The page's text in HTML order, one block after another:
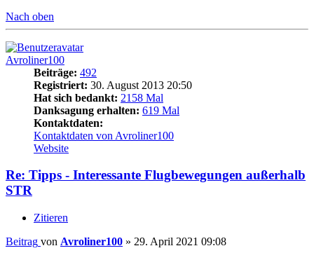
Nach oben
Avroliner100
Beiträge: 492
Registriert: 30. August 2013 20:50
Hat sich bedankt: 2158 Mal
Danksagung erhalten: 619 Mal
Kontaktdaten:
Kontaktdaten von Avroliner100
Website
Re: Tipps - Interessante Flugbewegungen außerhalb
STR
Zitieren
Beitrag von Avroliner100 » 29. April 2021 09:08